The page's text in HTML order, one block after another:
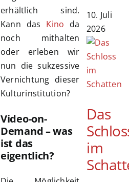
erhältlich sind.
Kann das Kino da
noch mithalten
oder erleben wir
nun die sukzessive
Vernichtung dieser
Kulturinstitution?
Video-on-
Demand – was
ist das
eigentlich?
10. Juli
2026
Das
im